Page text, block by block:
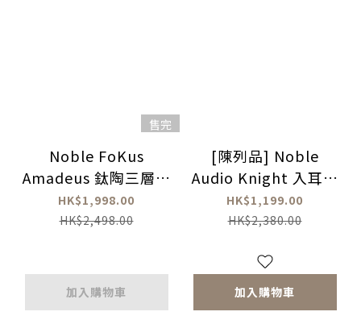
售完
Noble FoKus
Amadeus 鈦陶三層複
合動圈真無線藍牙耳機
HK$1,998.00
HK$2,498.00
加入購物車
[陳列品] Noble
Audio Knight 入耳式
耳機
HK$1,199.00
HK$2,380.00
加入購物車